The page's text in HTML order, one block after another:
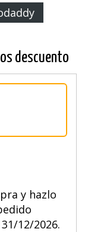
descuento
y hazlo
12/2026.